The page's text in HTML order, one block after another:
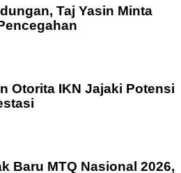
Taj Yasin Minta
Otorita IKN Jajaki Potensi
Baru MTQ Nasional 2026,